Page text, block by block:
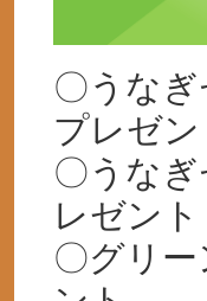
〇うな
プレゼン
〇うな
レゼント
〇グリ